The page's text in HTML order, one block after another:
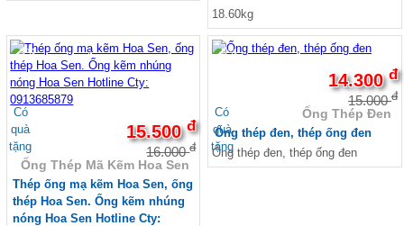
Ván ép phủ keo, ván cốp pha phủ keo, giá ván
Ván ép phủ keo trong, ván cốp pha phủ keo,
giá ván ép phủ keo trong
Ván ép phủ keo đỏ, ván cốp pha phủ keo, giá
ván ép phủ keo đỏ
Xà gồ chữ C mạ kẽm Z80
Xà gồ chữ Z thép đen
Xà gồ chữ C thép đen
Xà gồ chữ C mạ kẽm Hoa Sen Z120
Xà gồ chữ C mạ kẽm Hoa Sen Z275
Xà gồ chữ C Hoa Sen thép đen
18.60kg
-3%
Có
quà
tặng
15.500đ
16.000đ
Ống Thép Mã Kẽm Hoa Sen
Thép ống mạ kẽm Hoa Sen, ống
thép Hoa Sen. Ống kẽm nhúng
nóng Hoa Sen Hotline Cty:
-5%
Có
quà
tặng
14.300đ
15.000đ
Ống Thép Đen
Ống thép đen, thép ống đen
Ống thép đen, thép ống đen